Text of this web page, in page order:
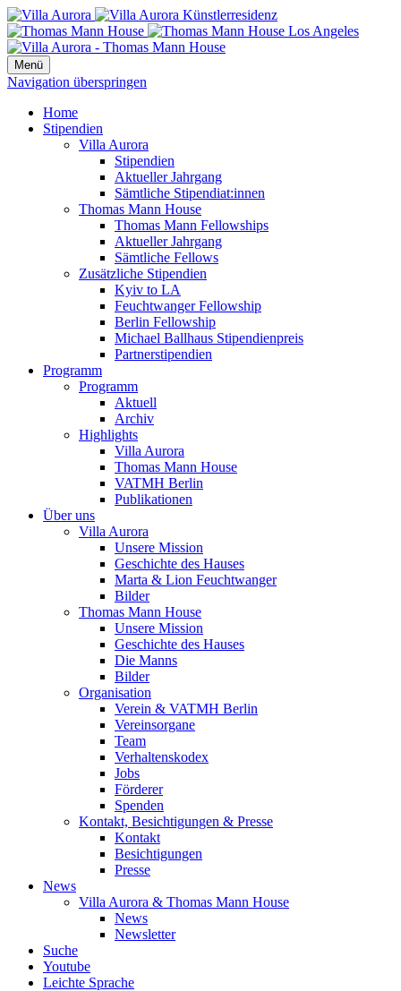
Menü
Navigation überspringen
Home
Stipendien
Villa Aurora
Stipendien
Aktueller Jahrgang
Sämtliche Stipendiat:innen
Thomas Mann House
Thomas Mann Fellowships
Aktueller Jahrgang
Sämtliche Fellows
Zusätzliche Stipendien
Kyiv to LA
Feuchtwanger Fellowship
Berlin Fellowship
Michael Ballhaus Stipendienpreis
Partnerstipendien
Programm
Programm
Aktuell
Archiv
Highlights
Villa Aurora
Thomas Mann House
VATMH Berlin
Publikationen
Über uns
Villa Aurora
Unsere Mission
Geschichte des Hauses
Marta & Lion Feuchtwanger
Bilder
Thomas Mann House
Unsere Mission
Geschichte des Hauses
Die Manns
Bilder
Organisation
Verein & VATMH Berlin
Vereinsorgane
Team
Verhaltenskodex
Jobs
Förderer
Spenden
Kontakt, Besichtigungen & Presse
Kontakt
Besichtigungen
Presse
News
Villa Aurora & Thomas Mann House
News
Newsletter
Suche
Youtube
Leichte Sprache